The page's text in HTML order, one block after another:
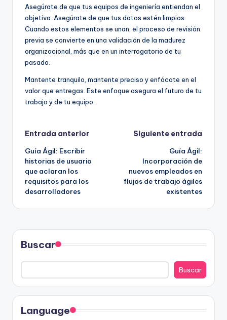
Asegúrate de que tus equipos de ingeniería entiendan el
objetivo. Asegúrate de que tus datos estén limpios.
Cuando estos elementos se unan, el proceso de revisión
previa se convierte en una validación de la madurez
organizacional, más que en un interrogatorio de tu
pasado.
Mantente tranquilo, mantente preciso y enfócate en el
valor que entregas. Este enfoque asegura el futuro de tu
trabajo y de tu equipo.
Navegación
de
entradas
Entrada anterior
Guía Ágil: Escribir
historias de usuario
que aclaran los
requisitos para los
desarrolladores
Siguiente entrada
Guía Ágil:
Incorporación de
nuevos empleados en
flujos de trabajo ágiles
existentes
Buscar
Buscar
Language